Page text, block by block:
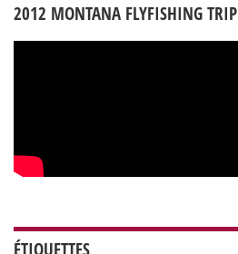
2012 MONTANA FLYFISHING TRIP
ÉTIQUETTES